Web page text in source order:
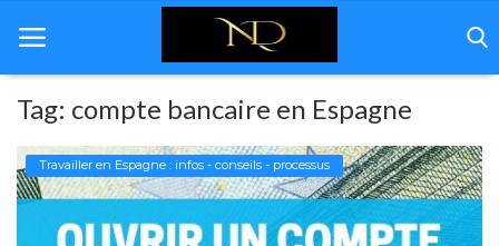
Home
Andalousie
Tag: compte bancaire en Espagne
Travailler en Espagne : infos - conseils - processus